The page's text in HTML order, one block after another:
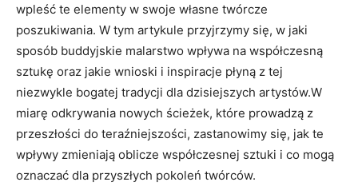
wpleść te elementy w swoje własne twórcze
poszukiwania. W tym artykule przyjrzymy się, w jaki
sposób buddyjskie malarstwo wpływa na współczesną
sztukę oraz jakie wnioski i inspiracje płyną z tej
niezwykle bogatej tradycji dla dzisiejszych artystów.W
miarę odkrywania nowych ścieżek, które prowadzą z
przeszłości do teraźniejszości, zastanowimy się, jak te
wpływy zmieniają oblicze współczesnej sztuki i co mogą
oznaczać dla przyszłych pokoleń twórców.